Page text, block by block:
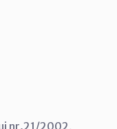
nr.21/2002,